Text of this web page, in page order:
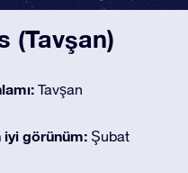
(Tavşan)
Tavşan
iyi görünüm: Şubat